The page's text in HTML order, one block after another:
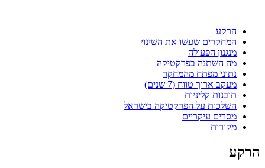
הרקע
המחקרים שעשו את השינוי
מנגנון הפעולה
מה השתנה בפרקטיקה
נתוני מפתח מהמחקר
מעקב ארוך טווח (7 שנים)
תובנות קליניות
השלכות על הפרקטיקה בישראל
מסרים עיקריים
מקורות
הרקע